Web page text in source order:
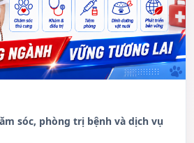
sóc, phòng trị bệnh và dịch vụ